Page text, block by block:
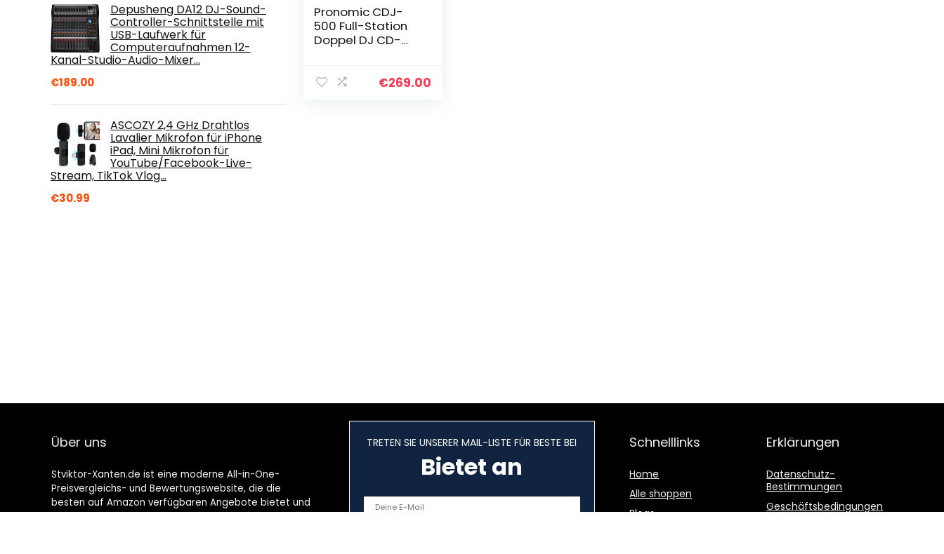
Depusheng DA12 DJ-Sound-
Controller-Schnittstelle mit
USB-Laufwerk für
Computeraufnahmen 12-
Kanal-Studio-Audio-Mixer…
€189.00
ASCOZY 2,4 GHz Drahtlos
Lavalier Mikrofon für iPhone
iPad, Mini Mikrofon für
YouTube/Facebook-Live-
Stream, TikTok Vlog…
€30.99
Pronomic CDJ-
500 Full-Station
Doppel DJ CD-
Format,
€269.00
Über uns
Stviktor-Xanten.de ist eine moderne All-in-One-
Preisvergleichs- und Bewertungswebsite, die die
besten auf Amazon verfügbaren Angebote bietet und
Sie durch die neuesten hinzugefügten Blogs auf dem
TRETEN SIE UNSERER MAIL-LISTE FÜR BESTE BEI
Bietet an
Schnelllinks
Home
Alle shoppen
Blogs
Erklärungen
Datenschutz-
Bestimmungen
Geschäftsbedingungen